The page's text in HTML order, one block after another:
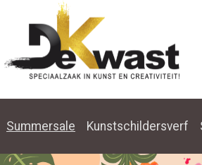
Summersale Kunstschildersverf